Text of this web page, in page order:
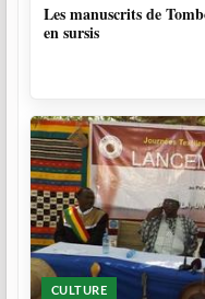
Les manuscrits de
en sursis
CULTURE